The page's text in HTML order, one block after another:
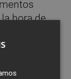
hora de
la red
contribuir a